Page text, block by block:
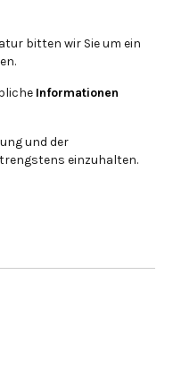
bitten wir Sie um ein
Informationen
und der
einzuhalten.